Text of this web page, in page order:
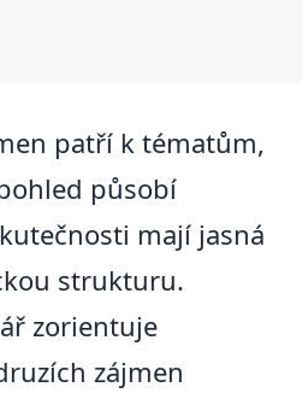
patří k tématům,
působí
mají jasná
strukturu.
zorientuje
zájmen